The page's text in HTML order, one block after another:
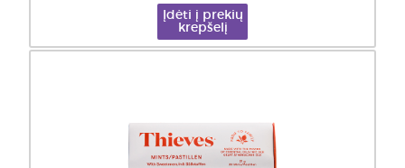
Įdėti į prekių
krepšelį